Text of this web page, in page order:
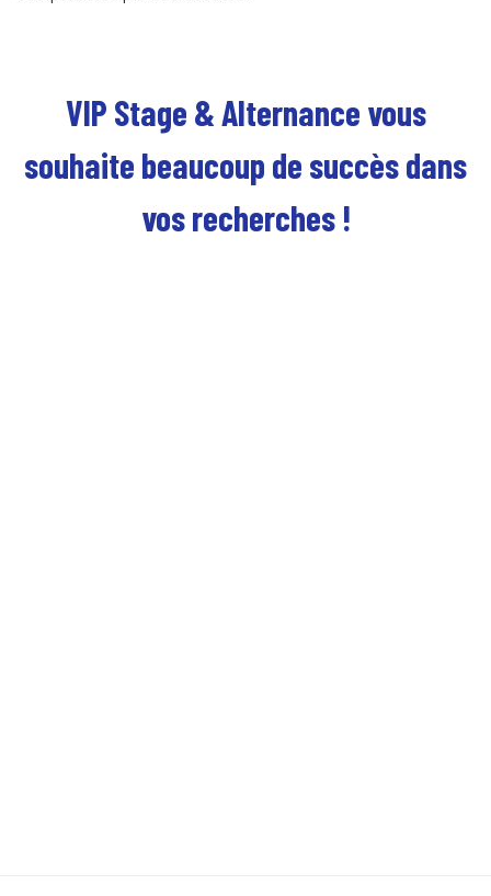
VIP Stage & Alternance vous
souhaite beaucoup de succès dans
vos recherches !